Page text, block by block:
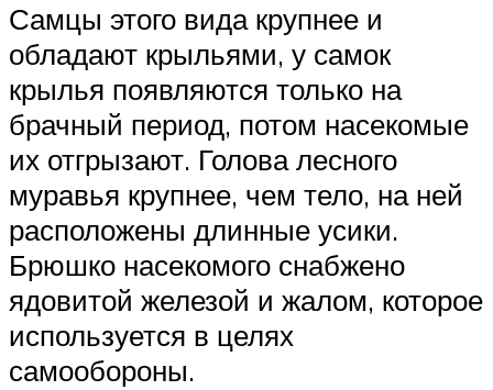
Самцы этого вида крупнее и
обладают крыльями, у самок
крылья появляются только на
брачный период, потом насекомые
их отгрызают. Голова лесного
муравья крупнее, чем тело, на ней
расположены длинные усики.
Брюшко насекомого снабжено
ядовитой железой и жалом, которое
используется в целях
самообороны.